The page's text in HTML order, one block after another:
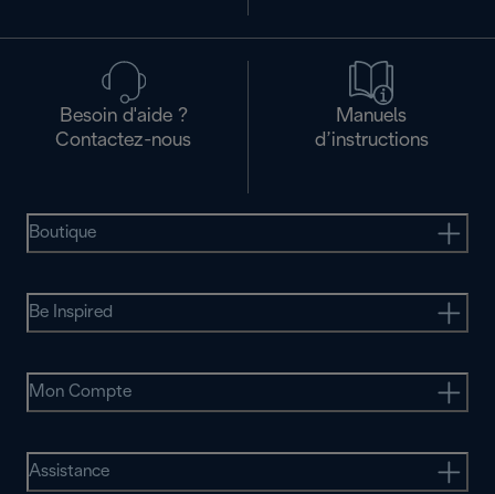
Besoin d'aide ?
Contactez-nous
Manuels
d’instructions
Boutique
Be Inspired
Mon Compte
Assistance